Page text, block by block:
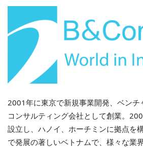
ック、低カロリーのメニューを推
– コンパクトモデル コスト効率の
先のセットアップで都市の需要に
ケーションを網羅し、成長に不可
す。
市場が急速な拡大から選択的な生
2001年に東京で新規事業開発、ベンチ
コンサルティング会社として創業。
設立し、ハノイ、ホーチミンに拠点を
で発展の著しいベトナムで、様々な業